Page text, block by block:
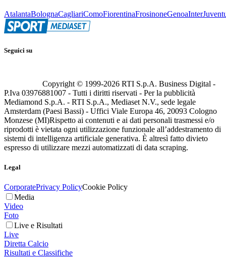
AtalantaBolognaCagliariComoFiorentinaFrosinoneGenoaInter
Seguici su
Copyright © 1999-2026 RTI S.p.A. Business Digital -
P.Iva 03976881007 - Tutti i diritti riservati - Per la pubblicità
Mediamond S.p.A. - RTI S.p.A., Mediaset N.V., sede legale
Amsterdam (Paesi Bassi) - Uffici Viale Europa 46, 20093 Cologno
Monzese (MI)Rispetto ai contenuti e ai dati personali trasmessi e/o
riprodotti è vietata ogni utilizzazione funzionale all’addestramento di
sistemi di intelligenza artificiale generativa. È altresì fatto divieto
espresso di utilizzare mezzi automatizzati di data scraping.
Legal
CorporatePrivacy PolicyCookie Policy
Media
Video
Foto
Live e Risultati
Live
Diretta Calcio
Risultati e Classifiche